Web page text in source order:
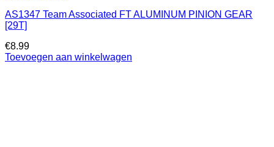
AS1347 Team Associated FT ALUMINUM PINION GEAR
[29T]
€8.99
Toevoegen aan winkelwagen